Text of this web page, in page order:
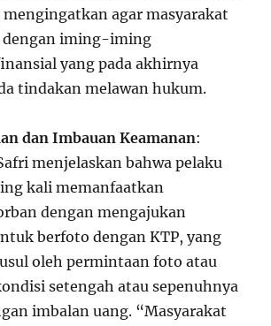
agar masyarakat
dengan iming-iming
yang pada akhirnya
tindakan melawan hukum.
dan Imbauan Keamanan:
menjelaskan bahwa pelaku
kali memanfaatkan
dengan mengajukan
berfoto dengan KTP, yang
oleh permintaan foto atau
setengah atau sepenuhnya
imbalan uang. “Masyarakat